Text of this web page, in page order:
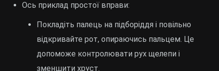
Ось приклад простої вправи:
Покладіть палець на підборіддя і повільно
відкривайте рот, опираючись пальцем. Це
допоможе контролювати рух щелепи і
зменшити хруст.